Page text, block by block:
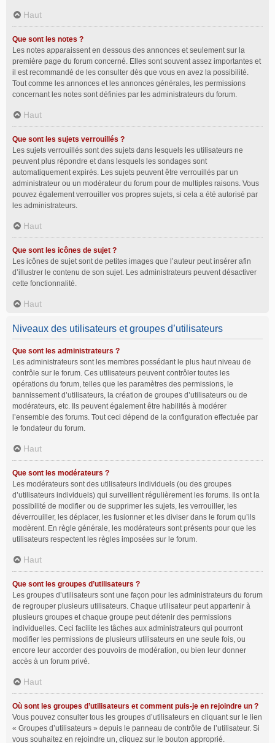
Haut
Que sont les notes ?
Les notes apparaissent en dessous des annonces et seulement sur la
première page du forum concerné. Elles sont souvent assez importantes et
il est recommandé de les consulter dès que vous en avez la possibilité.
Tout comme les annonces et les annonces générales, les permissions
concernant les notes sont définies par les administrateurs du forum.
Haut
Que sont les sujets verrouillés ?
Les sujets verrouillés sont des sujets dans lesquels les utilisateurs ne
peuvent plus répondre et dans lesquels les sondages sont
automatiquement expirés. Les sujets peuvent être verrouillés par un
administrateur ou un modérateur du forum pour de multiples raisons. Vous
pouvez également verrouiller vos propres sujets, si cela a été autorisé par
les administrateurs.
Haut
Que sont les icônes de sujet ?
Les icônes de sujet sont de petites images que l’auteur peut insérer afin
d’illustrer le contenu de son sujet. Les administrateurs peuvent désactiver
cette fonctionnalité.
Haut
Niveaux des utilisateurs et groupes d’utilisateurs
Que sont les administrateurs ?
Les administrateurs sont les membres possédant le plus haut niveau de
contrôle sur le forum. Ces utilisateurs peuvent contrôler toutes les
opérations du forum, telles que les paramètres des permissions, le
bannissement d’utilisateurs, la création de groupes d’utilisateurs ou de
modérateurs, etc. Ils peuvent également être habilités à modérer
l’ensemble des forums. Tout ceci dépend de la configuration effectuée par
le fondateur du forum.
Haut
Que sont les modérateurs ?
Les modérateurs sont des utilisateurs individuels (ou des groupes
d’utilisateurs individuels) qui surveillent régulièrement les forums. Ils ont la
possibilité de modifier ou de supprimer les sujets, les verrouiller, les
déverrouiller, les déplacer, les fusionner et les diviser dans le forum qu’ils
modèrent. En règle générale, les modérateurs sont présents pour que les
utilisateurs respectent les règles imposées sur le forum.
Haut
Que sont les groupes d’utilisateurs ?
Les groupes d’utilisateurs sont une façon pour les administrateurs du forum
de regrouper plusieurs utilisateurs. Chaque utilisateur peut appartenir à
plusieurs groupes et chaque groupe peut détenir des permissions
individuelles. Ceci facilite les tâches aux administrateurs qui pourront
modifier les permissions de plusieurs utilisateurs en une seule fois, ou
encore leur accorder des pouvoirs de modération, ou bien leur donner
accès à un forum privé.
Haut
Où sont les groupes d’utilisateurs et comment puis-je en rejoindre un ?
Vous pouvez consulter tous les groupes d’utilisateurs en cliquant sur le lien
« Groupes d’utilisateurs » depuis le panneau de contrôle de l’utilisateur. Si
vous souhaitez en rejoindre un, cliquez sur le bouton approprié.